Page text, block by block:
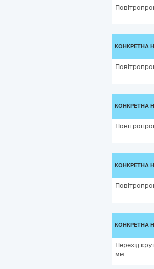
КОНКРЕТНА
КОНКРЕТНА
КОНКРЕТНА
КОНКРЕТНА
Перехід
мм